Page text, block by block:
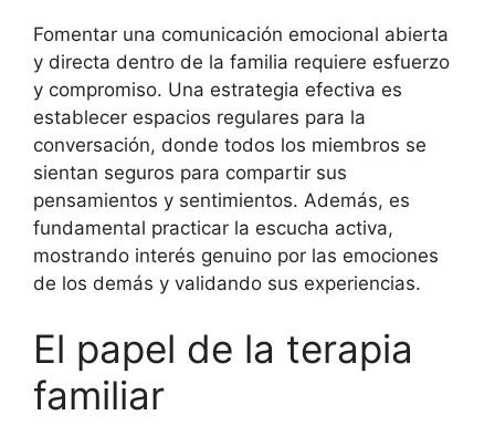
Fomentar una comunicación emocional abierta
y directa dentro de la familia requiere esfuerzo
y compromiso. Una estrategia efectiva es
establecer espacios regulares para la
conversación, donde todos los miembros se
sientan seguros para compartir sus
pensamientos y sentimientos. Además, es
fundamental practicar la escucha activa,
mostrando interés genuino por las emociones
de los demás y validando sus experiencias.
El papel de la terapia
familiar